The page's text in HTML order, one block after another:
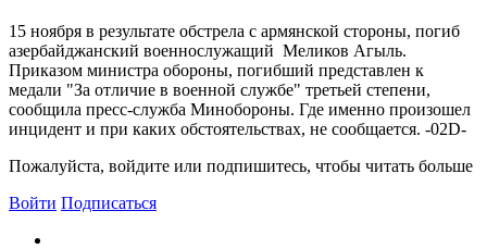
15 ноября в результате обстрела с армянской стороны, погиб
азербайджанский военнослужащий Меликов Агыль.
Приказом министра обороны, погибший представлен к
медали "За отличие в военной службе" третьей степени,
сообщила пресс-служба Минобороны. Где именно произошел
инцидент и при каких обстоятельствах, не сообщается. -02D-
Пожалуйста, войдите или подпишитесь, чтобы читать больше
Войти Подписаться